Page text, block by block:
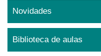
Novidades
Biblioteca de aulas